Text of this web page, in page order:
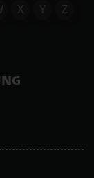
X Y Z